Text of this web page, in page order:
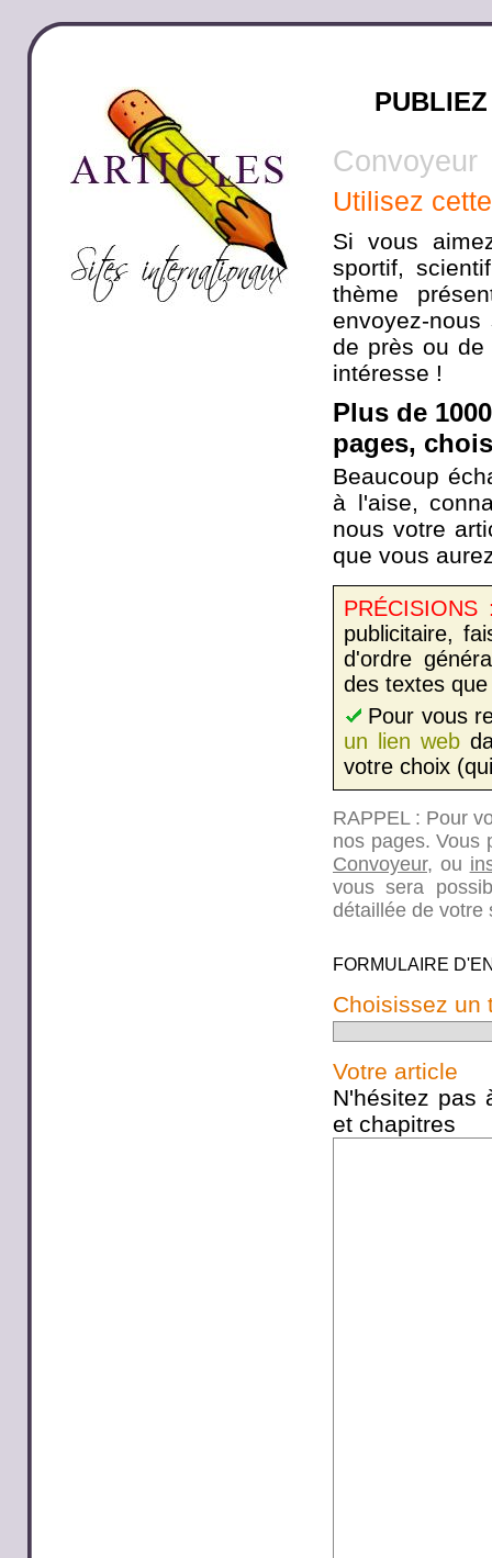
Convoyeur
Utilisez
Si vous
sportif,
thème
envoyez-
de près ou de
intéresse !
Plus de
pages,
Beaucoup
à l'aise,
nous votre
que vous
PRÉCISIONS
publicitaire,
d'ordre
des textes
Pour vous
un lien web
votre choix
RAPPEL : Pour
nos pages.
Convoyeur, ou
vous sera
détaillée de votre
FORMULAIRE
Choisissez un
Votre article
N'hésitez pas
et chapitres